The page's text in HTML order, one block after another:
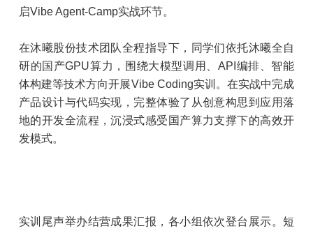
启Vibe Agent-Camp实战环节。
在沐曦股份技术团队全程指导下，同学们依托沐曦全自
研的国产GPU算力，围绕大模型调用、API编排、智能
体构建等技术方向开展Vibe Coding实训。在实战中完成
产品设计与代码实现，完整体验了从创意构思到应用落
地的开发全流程，沉浸式感受国产算力支撑下的高效开
发模式。
实训尾声举办结营成果汇报，各小组依次登台展示。短